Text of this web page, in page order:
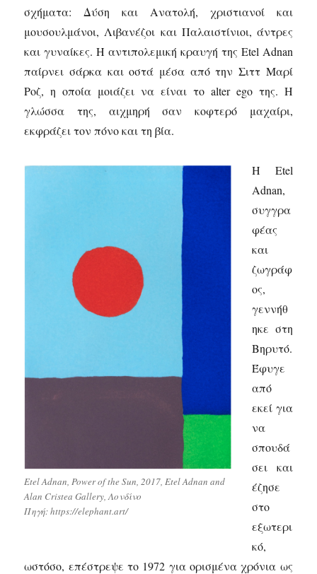
σχήματα: Δύση και Ανατολή, χριστιανοί και
μουσουλμάνοι, Λιβανέζοι και Παλαιστίνιοι, άντρες
και γυναίκες. Η αντιπολεμική κραυγή της Etel Adnan
παίρνει σάρκα και οστά μέσα από την Σιττ Μαρί
Ροζ, η οποία μοιάζει να είναι το alter ego της. Η
γλώσσα της, αιχμηρή σαν κοφτερό μαχαίρι,
εκφράζει τον πόνο και τη βία.
Etel Adnan, Power of the Sun, 2017, Etel Adnan and
Alan Cristea Gallery, Λονδίνο
Πηγή: https://elephant.art/
Η Etel
Adnan,
συγγρα
φέας
και
ζωγράφ
ος,
γεννήθ
ηκε στη
Βηρυτό.
Έφυγε
από
εκεί για
να
σπουδά
σει και
έζησε
στο
εξωτερι
κό,
ωστόσο, επέστρεψε το 1972 για ορισμένα χρόνια ως